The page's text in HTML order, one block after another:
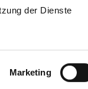
der Dienste
Marketing